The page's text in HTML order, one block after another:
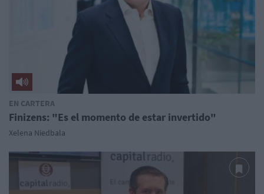
EN CARTERA
Finizens: "Es el momento de estar invertido"
Xelena Niedbala